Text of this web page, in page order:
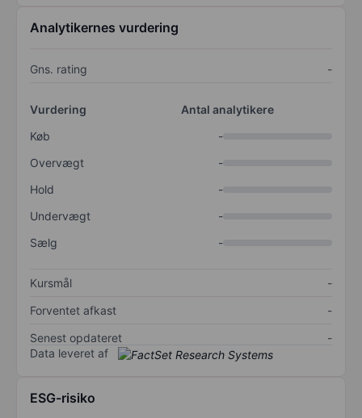
Analytikernes vurdering
Gns. rating -
Vurdering
Antal analytikere
Køb
-
Overvægt
-
Hold
-
Undervægt
-
Sælg
-
Kursmål
-
Forventet afkast
-
Senest opdateret
-
Data leveret af
ESG-risiko